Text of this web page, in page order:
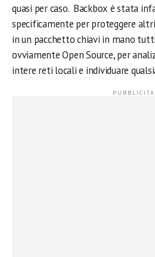
quasi per caso. Backbox è stata
specificamente per proteggere
in un pacchetto chiavi in mano
ovviamente Open Source, per
intere reti locali e individuare